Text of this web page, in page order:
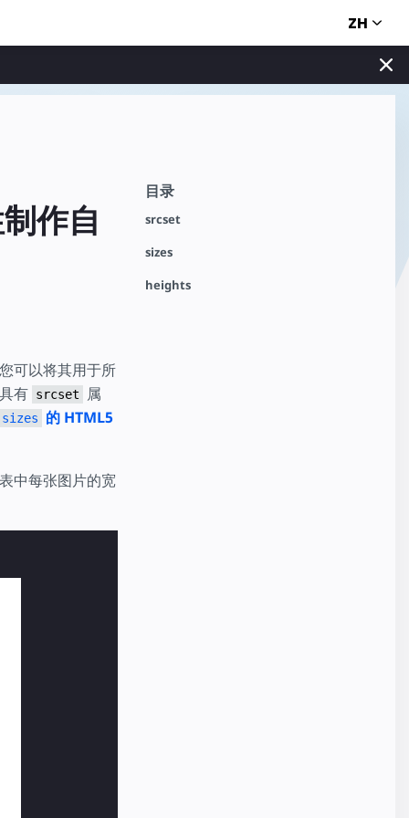
ZH
目录
srcset
sizes
heights
作自
可以将其用于所
有 srcset 属
sizes 的 HTML5
中每张图片的宽